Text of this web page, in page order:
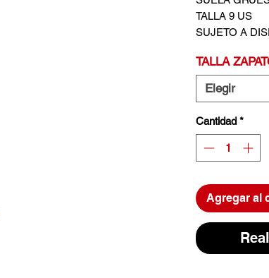
TALLA 9 US
SUJETO A
TALLA
Elegir
Cantidad *
Agregar al